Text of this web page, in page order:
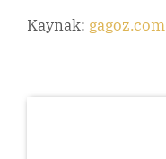
Kaynak: gagoz.com